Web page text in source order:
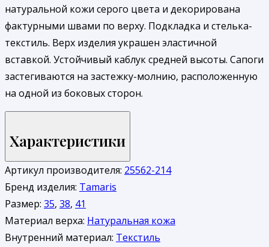
натуральной кожи серого цвета и декорирована
фактурными швами по верху. Подкладка и стелька-
текстиль. Верх изделия украшен эластичной
вставкой. Устойчивый каблук средней высоты. Сапоги
застегиваются на застежку-молнию, расположенную
на одной из боковых сторон.
Характеристики
Артикул производителя: 25562-214
Бренд изделия: Tamaris
Размер: 35, 38, 41
Материал верха: Натуральная кожа
Внутренний материал: Текстиль